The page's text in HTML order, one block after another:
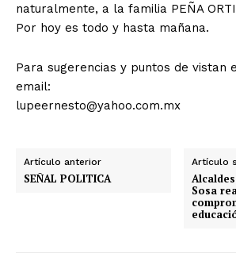
naturalmente, a la familia PEÑA
Por hoy es todo y hasta mañana.
Para sugerencias y puntos de vistan
email:
lupeernesto@yahoo.com.mx
Artículo anterior
SEÑAL POLITICA
Artículo
Sosa